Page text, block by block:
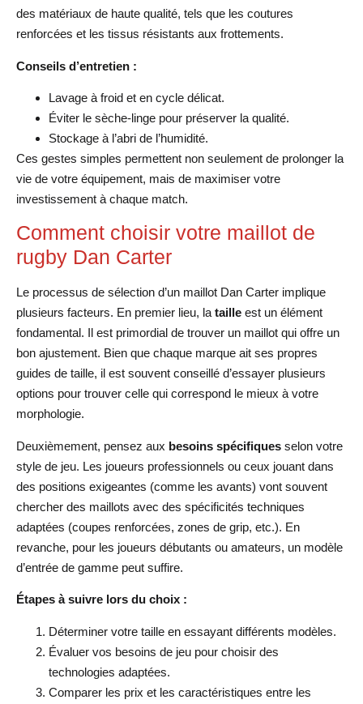
des matériaux de haute qualité, tels que les coutures
renforcées et les tissus résistants aux frottements.
Conseils d’entretien :
Lavage à froid et en cycle délicat.
Éviter le sèche-linge pour préserver la qualité.
Stockage à l’abri de l’humidité.
Ces gestes simples permettent non seulement de prolonger la
vie de votre équipement, mais de maximiser votre
investissement à chaque match.
Comment choisir votre maillot de
rugby Dan Carter
Le processus de sélection d’un maillot Dan Carter implique
plusieurs facteurs. En premier lieu, lataille est un élément
fondamental. Il est primordial de trouver un maillot qui offre un
bon ajustement. Bien que chaque marque ait ses propres
guides de taille, il est souvent conseillé d’essayer plusieurs
options pour trouver celle qui correspond le mieux à votre
morphologie.
Deuxièmement, pensez aux besoins spécifiques selon votre
style de jeu. Les joueurs professionnels ou ceux jouant dans
des positions exigeantes (comme les avants) vont souvent
chercher des maillots avec des spécificités techniques
adaptées (coupes renforcées, zones de grip, etc.). En
revanche, pour les joueurs débutants ou amateurs, un modèle
d’entrée de gamme peut suffire.
Étapes à suivre lors du choix :
Déterminer votre taille en essayant différents modèles.
Évaluer vos besoins de jeu pour choisir des
technologies adaptées.
Comparer les prix et les caractéristiques entre les